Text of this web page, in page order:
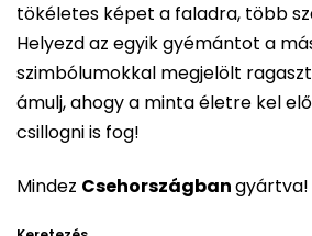
tökéletes képet a faladra, több
Helyezd az egyik gyémántot a
szimbólumokkal megjelölt
ámulj, ahogy a minta életre kel
csillogni is fog!
Mindez Csehországbangyártva!
0,0
csillag.